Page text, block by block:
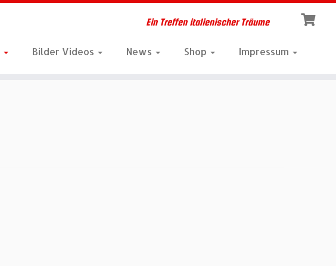
Ein Treffen italienischer Träume
Bilder Videos News Shop Impressum